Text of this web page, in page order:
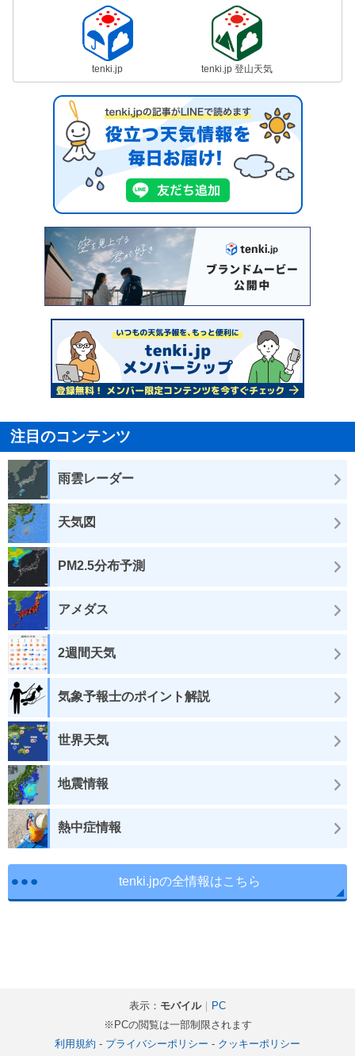
tenki.jp tenki.jp 登山天気
注目のコンテンツ
雨雲レーダー
天気図
PM2.5分布予測
アメダス
2週間天気
気象予報士のポイント解説
世界天気
地震情報
熱中症情報
tenki.jpの全情報はこちら
表示： モバイル｜
PC
※PCの閲覧は一部制限されます
利用規約 - プライバシーポリシー - クッキーポリシー